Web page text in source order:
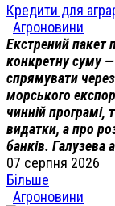
Кредити для
Агроновини
Екстрений пакет
конкретну суму
спрямувати
морського
чинній програмі,
видатки, а про
банків. Галузева
07 серпня 2026
Більше
Агроновини